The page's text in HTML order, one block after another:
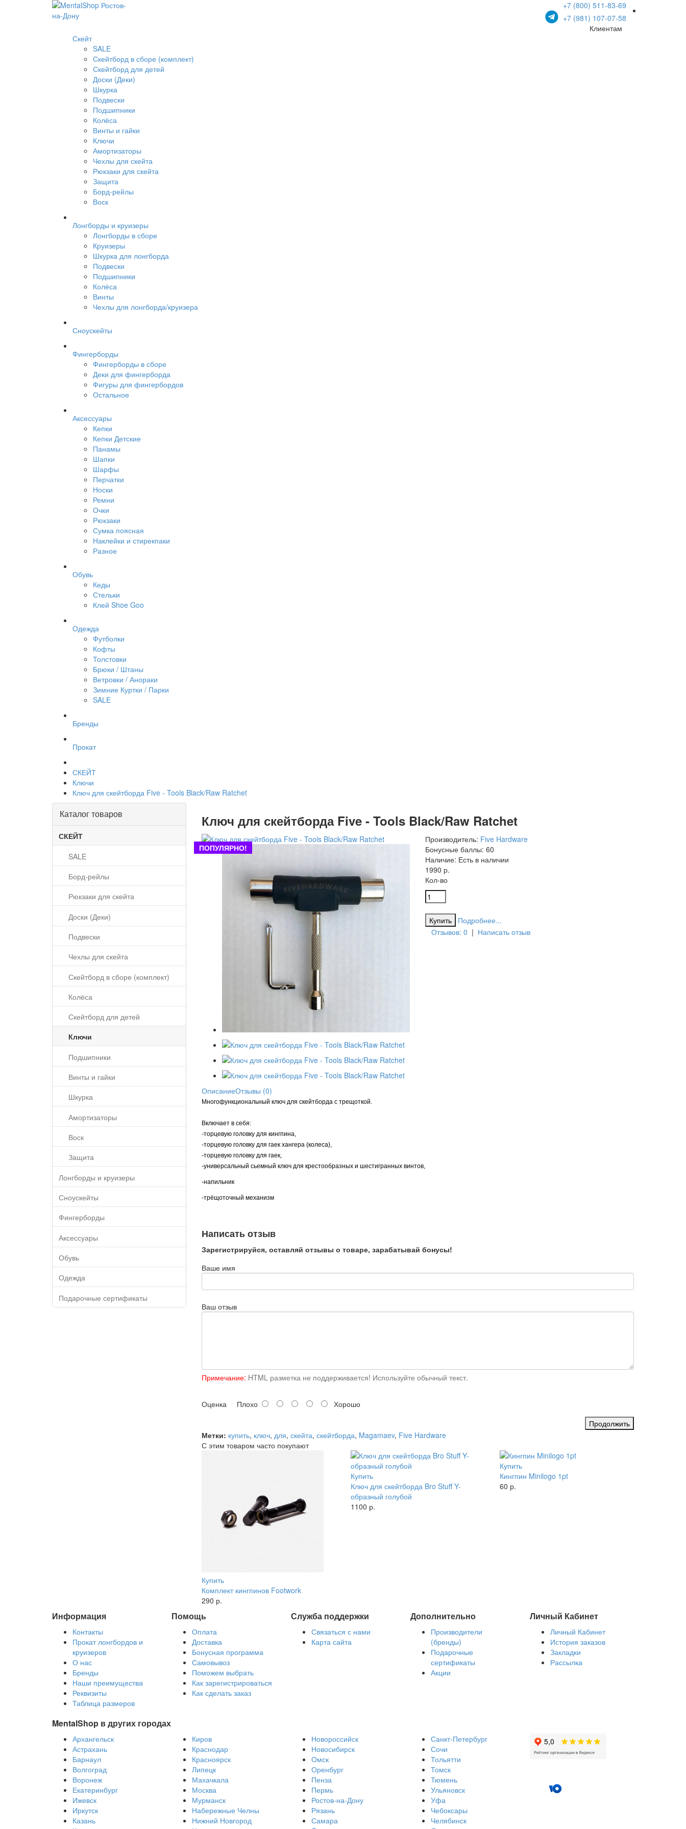
+7 (800) 511-83-69
+7 (981) 107-07-58
Клиентам
Скейт
SALE
Скейтборд в сборе (комплект)
Скейтборд для детей
Доски (Деки)
Шкурка
Подвески
Подшипники
Колёса
Винты и гайки
Ключи
Амортизаторы
Чехлы для скейта
Рюкзаки для скейта
Защита
Борд-рейлы
Воск
Лонгборды и круизеры
Лонгборды в сборе
Круизеры
Шкурка для лонгборда
Подвески
Подшипники
Колёса
Винты
Чехлы для лонгборда/круизера
Сноускейты
Фингерборды
Фингерборды в сборе
Деки для фингерборда
Фигуры для фингербордов
Остальное
Аксессуары
Кепки
Кепки Детские
Панамы
Шапки
Шарфы
Перчатки
Носки
Ремни
Очки
Рюкзаки
Сумка поясная
Наклейки и стирекпаки
Разное
Обувь
Кеды
Стельки
Клей Shoe Goo
Одежда
Футболки
Кофты
Толстовки
Брюки / Штаны
Ветровки / Анораки
Зимние Куртки / Парки
SALE
Бренды
Прокат
СКЕЙТ
Ключи
Ключ для скейтборда Five - Tools Black/Raw Ratchet
Каталог товаров
СКЕЙТ
SALE
Борд-рейлы
Рюкзаки для скейта
Доски (Деки)
Подвески
Чехлы для скейта
Скейтборд в сборе (комплект)
Колёса
Скейтборд для детей
Ключи
Подшипники
Винты и гайки
Шкурка
Амортизаторы
Воск
Защита
Лонгборды и круизеры
Сноускейты
Фингерборды
Аксессуары
Обувь
Одежда
Подарочные сертификаты
Ключ для скейтборда Five - Tools Black/Raw Ratchet
ПОПУЛЯРНО!
Производитель: Five Hardware
Бонусные баллы: 60
Наличие: Есть в наличии
1990 р.
Кол-во
Подробнее...
Отзывов: 0 | Написать отзыв
ОписаниеОтзывы (0)
Многофункциональный ключ для скейтборда с трещоткой.
Включает в себя:
-торцевую головку для кингпина,
-торцевую головку для гаек хангера (колеса),
-торцевую головку для гаек,
-универсальный сьемный ключ для крестообразных и шестигранных винтов,
-напильник
-трёщоточный механизм
Написать отзыв
Зарегистрируйся, оставляй отзывы о товаре, зарабатывай бонусы!
Ваше имя
Ваш отзыв
Примечание: HTML разметка не поддерживается! Используйте обычный текст.
Оценка Плохо
Хорошо
Продолжить
Метки: купить, ключ, для, скейта, скейтборда, Magamaev, Five Hardware
С этим товаром часто покупают
Купить
Комплект кингпинов Footwork
290 р.
Купить
Ключ для скейтборда Bro Stuff Y-
образный голубой
1100 р.
Купить
Кингпин Minilogo 1pt
60 р.
Информация
Контакты
Прокат лонгбордов и
круизеров
О нас
Бренды
Наши преимущества
Реквизиты
Таблица размеров
Помощь
Оплата
Доставка
Бонусная программа
Самовывоз
Поможем выбрать
Как зарегистрироваться
Как сделать заказ
Служба поддержки
Связаться с нами
Карта сайта
Дополнительно
Производители
(бренды)
Подарочные
сертификаты
Акции
Личный Кабинет
Личный Кабинет
История заказов
Закладки
Рассылка
MentalShop в других городах
Архангельск
Астрахань
Барнаул
Волгоград
Воронеж
Екатеринбург
Ижевск
Иркутск
Казань
Киров
Краснодар
Красноярск
Липецк
Махачкала
Москва
Мурманск
Набережные Челны
Нижний Новгород
Новороссийск
Новосибирск
Омск
Оренбург
Пенза
Пермь
Ростов-на-Дону
Рязань
Самара
Санкт-Петербург
Сочи
Тольятти
Томск
Тюмень
Ульяновск
Уфа
Чебоксары
Челябинск